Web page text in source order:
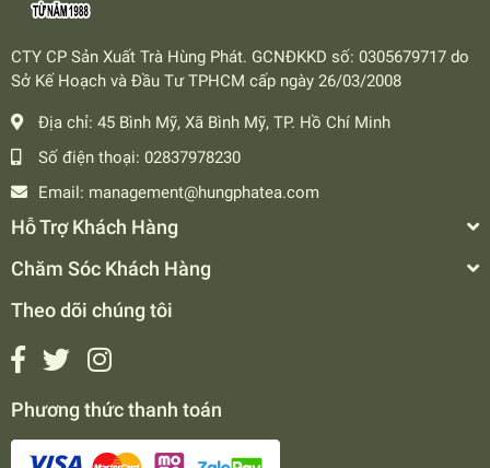
CTY CP Sản Xuất Trà Hùng Phát. GCNĐKKD số: 0305679717 do
Sở Kế Hoạch và Đầu Tư TPHCM cấp ngày 26/03/2008
Địa chỉ: 45 Bình Mỹ, Xã Bình Mỹ, TP. Hồ Chí Minh
Số điện thoại: 02837978230
Email: management@hungphatea.com
Hỗ Trợ Khách Hàng
Chăm Sóc Khách Hàng
Theo dõi chúng tôi
Phương thức thanh toán